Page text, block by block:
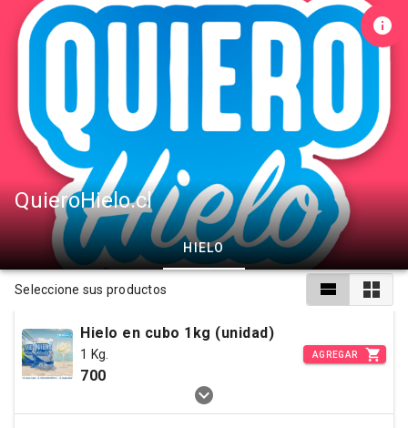
QuieroHielo.cl
HIELO
Seleccione sus productos
Hielo en cubo 1kg (unidad)
1 Kg.
700
AGREGAR